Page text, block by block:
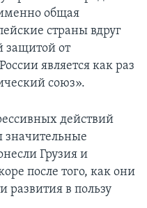
общая
страны вдруг
защитой от
является как раз
союз».
действий
значительные
Грузия и
после того, как они
развития в пользу